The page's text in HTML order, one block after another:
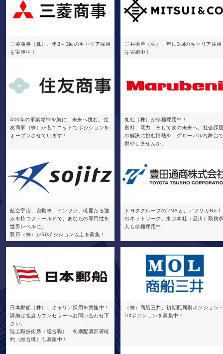
三菱商事（株）、年2～3回のキャリア採用
を実施中！
三井物産（株）、年に3回のキャリア採用
を実施中！
400年の事業精神を胸に、未来へ挑む。住
友商事（株）が各ユニットでポジションを
オープンさせています！
丸紅（株）が積極採用中！
食料、電力、そして次の未来へ。社会課
の解決に挑む情熱を、グローバルな舞台
燃やしませんか。
航空宇宙、自動車、インフラ。確固たる強
みを持つフィールドで、あなたの専門性を
世界レベルに。
双日（株）が50ポジション以上を募集！
トヨタグループのDNAと、アフリカNo.1
のネットワーク。東京本社（品川）勤務
人も積極採用中
日本郵船（株）、キャリア採用を実施中！
詳細は担当カウンセラーへお問い合わせ下
さい。
陸上職技術系（総合職）、初期配属部署確
約（総合職）も募集中！
（株）商船三井、初期配属別ポジション
DXポジションを募集中！